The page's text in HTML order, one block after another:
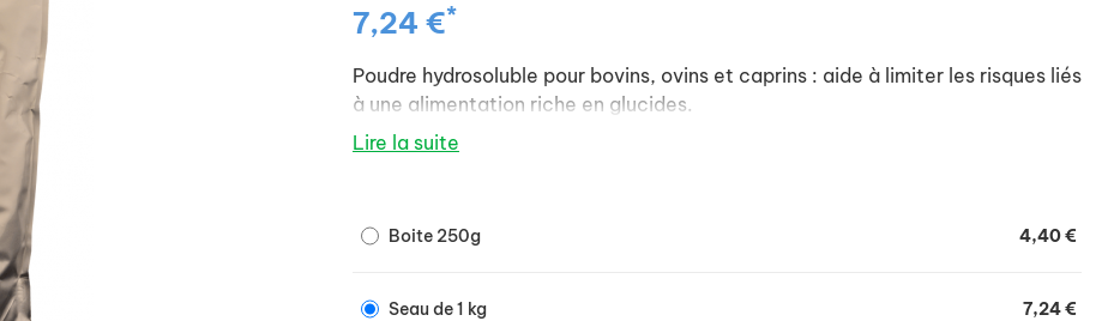
7,24 €*
Poudre hydrosoluble pour bovins, ovins et caprins : aide à limiter les risques liés
à une alimentation riche en glucides.
Lire la suite
Boite 250g 4,40 €
Seau de 1 kg 7,24 €